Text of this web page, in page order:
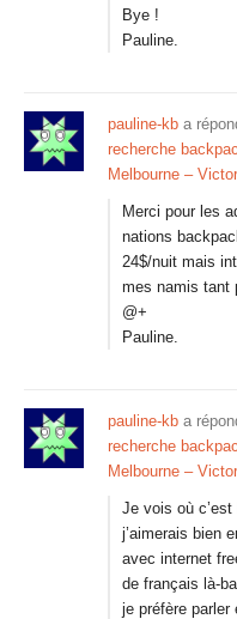
Bye !
Pauline.
pauline-kb a
recherche
Melbourne –
Merci pour les
nations
24$/nuit mais
mes namis tant
@+
Pauline.
pauline-kb a
recherche
Melbourne –
Je vois où c’est
j’aimerais bien
avec internet
de français là-
je préfère parler